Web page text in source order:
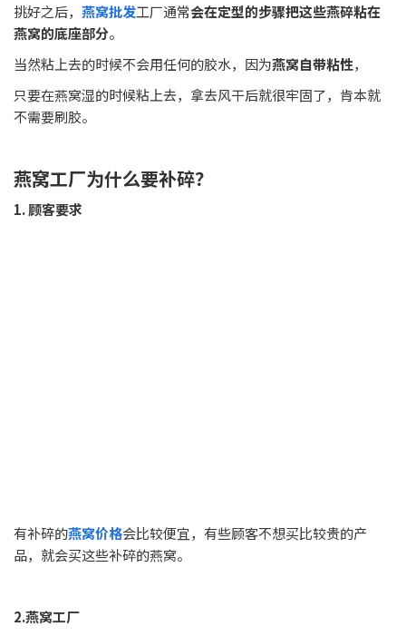
挑好之后， 燕窝批发工厂通常会在定型的步骤把这些燕碎粘在
燕窝的底座部分。
当然粘上去的时候不会用任何的胶水，因为燕窝自带粘性，
只要在燕窝湿的时候粘上去，拿去风干后就很牢固了，肯本就
不需要刷胶。
燕窝工厂为什么要补碎？
1. 顾客要求
有补碎的燕窝价格会比较便宜，有些顾客不想买比较贵的产
品，就会买这些补碎的燕窝。
2.燕窝工厂